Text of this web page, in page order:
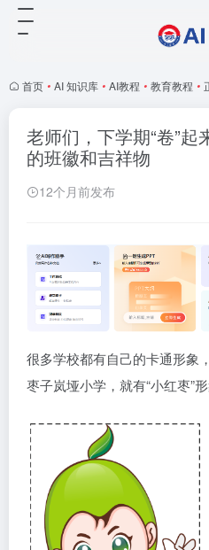
首页 • AI 知识库 • AI教程 • 教育教程 •
老师们，下学期“卷”
的班徽和吉祥物
12个月前发布
很多学校都有自己的卡通形象
枣子岚垭小学，就有“小红枣”形